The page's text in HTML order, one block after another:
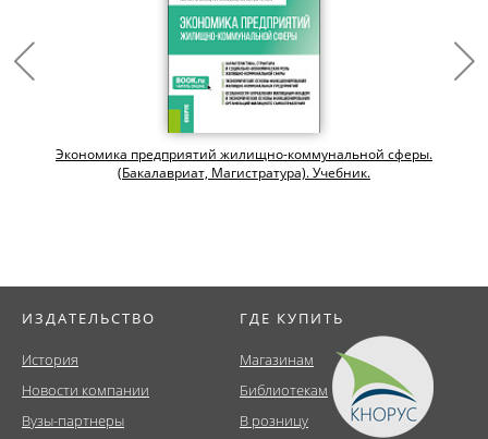
Экономика предприятий жилищно-коммунальной сферы.
(Бакалавриат, Магистратура). Учебник.
ИЗДАТЕЛЬСТВО
История
Новости компании
Вузы-партнеры
ГДЕ КУПИТЬ
Магазинам
Библиотекам
В розницу